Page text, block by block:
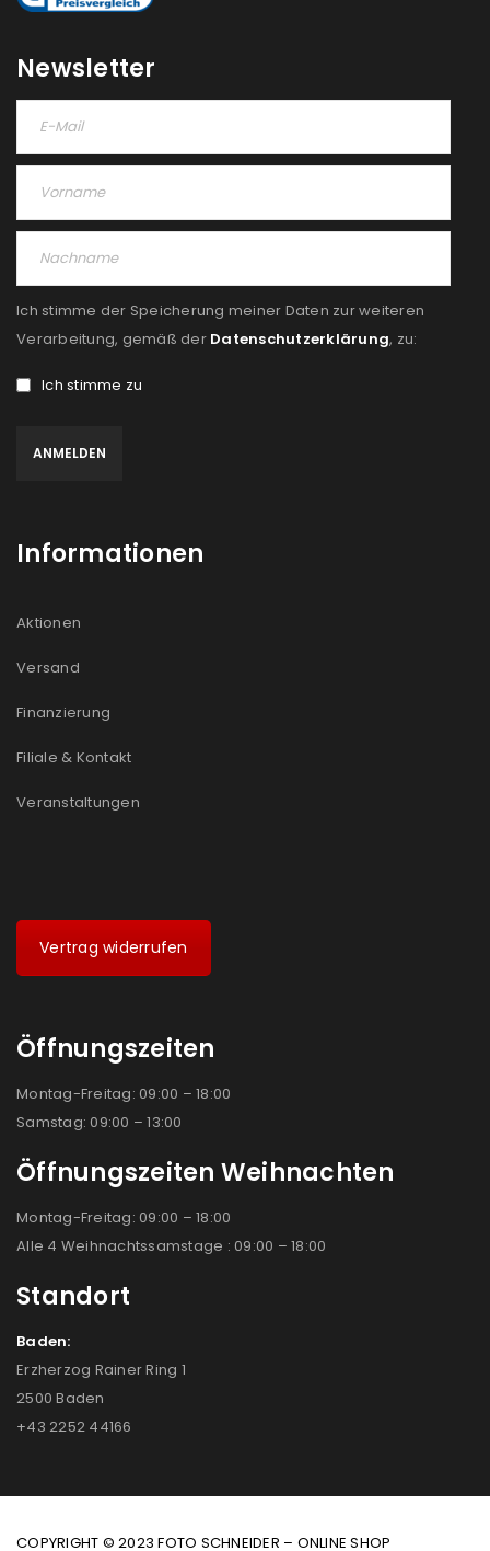
Newsletter
Ich stimme der Speicherung meiner Daten zur weiteren
Verarbeitung, gemäß der Datenschutzerklärung, zu:
Ich stimme zu
Informationen
Aktionen
Versand
Finanzierung
Filiale & Kontakt
Veranstaltungen
Vertrag widerrufen
Öffnungszeiten
Montag-Freitag: 09:00 – 18:00
Samstag: 09:00 – 13:00
Öffnungszeiten Weihnachten
Montag-Freitag: 09:00 – 18:00
Alle 4 Weihnachtssamstage : 09:00 – 18:00
Standort
Baden:
Erzherzog Rainer Ring 1
2500 Baden
+43 2252 44166
COPYRIGHT © 2023 FOTO SCHNEIDER – ONLINE SHOP